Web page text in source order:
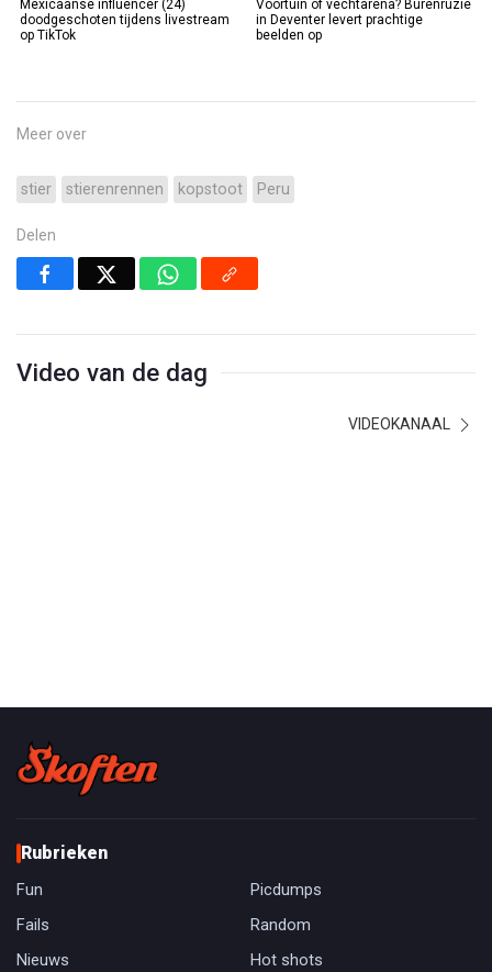
Mexicaanse influencer (24)
doodgeschoten tijdens livestream
op TikTok
Voortuin of vechtarena? Burenruzie
in Deventer levert prachtige
beelden op
Meer over
stier stierenrennen kopstoot Peru
Delen
Video van de dag
VIDEOKANAAL
Rubrieken
Fun
Picdumps
Fails
Random
Nieuws
Hot shots